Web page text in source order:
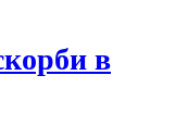
в